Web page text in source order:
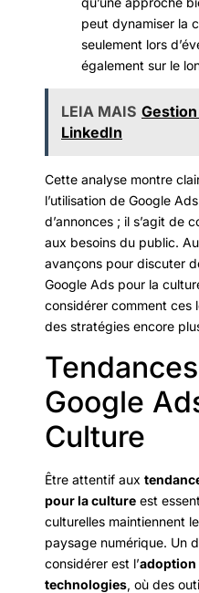
peut dynamiser la
seulement lors
également sur le
LEIA MAIS
LinkedIn
Cette analyse montre
l’utilisation de Google
d’annonces ; il s’agit de
aux besoins du public.
avançons pour discuter
Google Ads pour la
considérer comment ces
des stratégies encore
Google
Culture
Être attentif aux
pour la culture est
culturelles maintiennent
paysage numérique. Un
considérer est l’adoption
technologies, où des